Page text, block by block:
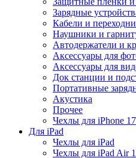
Зарядные
Кабели и
Наушники и
Автодержатели и
Аксессуары для
Аксессуары для
Док станции и
Портативные
Акустика
Прочее
Чехлы для iPhone
Для iPad
Чехлы для iPad
Чехлы для iPad Air